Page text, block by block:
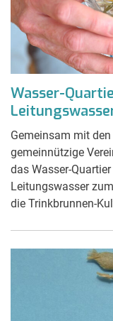
Wasser-
Gemeinsam mit
gemeinnützige
das Wasser-
Leitungswasser
die Trinkbrunnen-